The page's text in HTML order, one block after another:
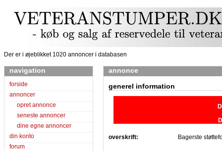
Der er i øjeblikket 1020 annoncer i databasen
navigation
forside
annoncer
opret annonce
seneste annoncer
dine egne annoncer
din konto
forum
annonce
generel information
overskrift: Bagerste